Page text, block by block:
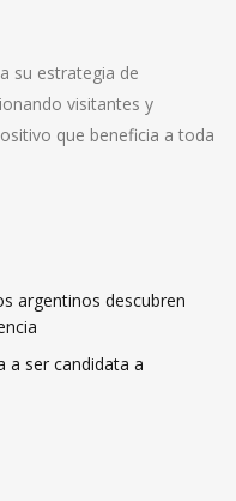
su estrategia de
visitantes y
que beneficia a toda
argentinos descubren
a ser candidata a